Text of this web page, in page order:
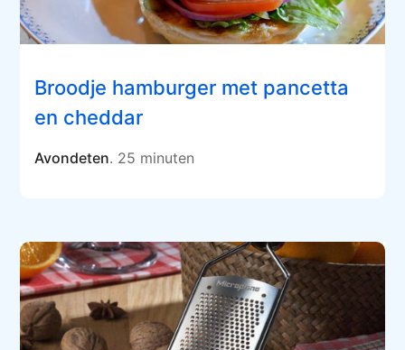
Broodje hamburger met pancetta
en cheddar
Avondeten. 25 minuten